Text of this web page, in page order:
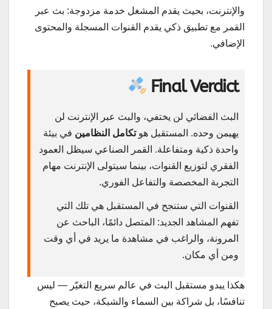
والإنترنت، بحيث يقدم المشغل خدمة مزدوجة: بث عبر
القمر مع تطبيق ذكي يقدم القنوات المسجلة والمحتوى
الإضافي.
Final Verdict
البث الفضائي لن يختفي، والبث عبر الإنترنت لن
يهيمن وحده. المستقبل هوتكامل النظامين في بيئة
واحدة ذكية ومتفاعلة. القمر الصناعي سيظل العمود
الفقري لتوزيع القنوات، بينما سيتولى الإنترنت مهام
التجربة المخصصة والتفاعل الفوري.
القنوات التي ستنجح في المستقبل هي تلك التي
تفهم المشاهد الجديد: المتصل دائمًا، الباحث عن
المرونة، والراغب في مشاهدة ما يريد في أي وقت
ومن أي مكان.
هكذا يبدو مستقبل البث في عالم سريع التغيّر — ليس
تنافسًا، بل شراكة بين السماء والشبكة، حيث يصبح